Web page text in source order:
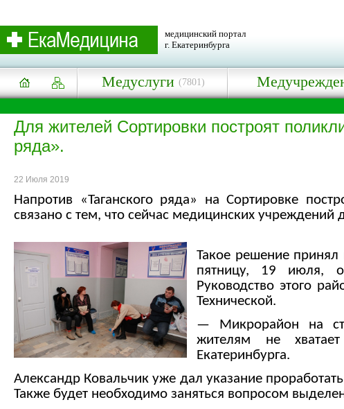
медицинский портал
г. Екатеринбурга
Медуслуги (7801)
Для жителей Сортировки построят
ряда».
22 Июля 2019
Напротив «Таганского ряда» на Сортировке
связано с тем, что сейчас медицинских учреждений
Такое решение принял
пятницу, 19 июля,
Руководство этого
Технической.
— Микрорайон на
жителям не
Екатеринбурга.
Александр Ковальчик уже дал указание
Также будет необходимо заняться вопросом